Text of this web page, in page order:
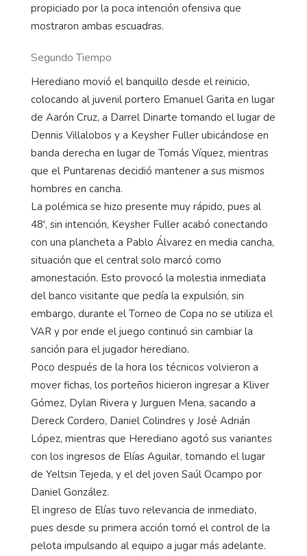
propiciado por la poca intención ofensiva que
mostraron ambas escuadras.
Segundo Tiempo
Herediano movió el banquillo desde el reinicio,
colocando al juvenil portero Emanuel Garita en lugar
de Aarón Cruz, a Darrel Dinarte tomando el lugar de
Dennis Villalobos y a Keysher Fuller ubicándose en
banda derecha en lugar de Tomás Víquez, mientras
que el Puntarenas decidió mantener a sus mismos
hombres en cancha.
La polémica se hizo presente muy rápido, pues al
48', sin intención, Keysher Fuller acabó conectando
con una plancheta a Pablo Álvarez en media cancha,
situación que el central solo marcó como
amonestación. Esto provocó la molestia inmediata
del banco visitante que pedía la expulsión, sin
embargo, durante el Torneo de Copa no se utiliza el
VAR y por ende el juego continuó sin cambiar la
sanción para el jugador herediano.
Poco después de la hora los técnicos volvieron a
mover fichas, los porteños hicieron ingresar a Kliver
Gómez, Dylan Rivera y Jurguen Mena, sacando a
Dereck Cordero, Daniel Colindres y José Adrián
López, mientras que Herediano agotó sus variantes
con los ingresos de Elías Aguilar, tomando el lugar
de Yeltsin Tejeda, y el del joven Saúl Ocampo por
Daniel González.
El ingreso de Elías tuvo relevancia de inmediato,
pues desde su primera acción tomó el control de la
pelota impulsando al equipo a jugar más adelante.